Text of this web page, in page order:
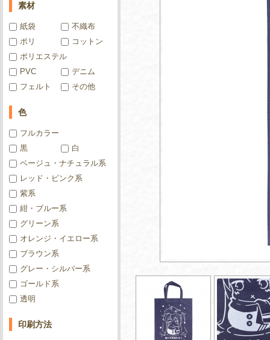
素材
紙袋
不織布
ポリ
コットン
ポリエステル
PVC
デニム
フェルト
その他
色
フルカラー
黒
白
ベージュ・ナチュラル系
レッド・ピンク系
紫系
紺・ブルー系
グリーン系
オレンジ・イエロー系
ブラウン系
グレー・シルバー系
ゴールド系
透明
印刷方法